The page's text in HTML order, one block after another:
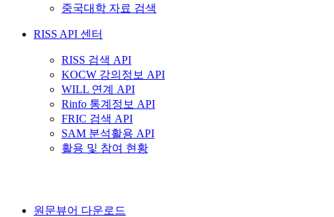
중국대학 자료 검색
RISS API 센터
RISS 검색 API
KOCW 강의정보 API
WILL 연계 API
Rinfo 통계정보 API
FRIC 검색 API
SAM 분석활용 API
활용 및 참여 현황
원문뷰어 다운로드